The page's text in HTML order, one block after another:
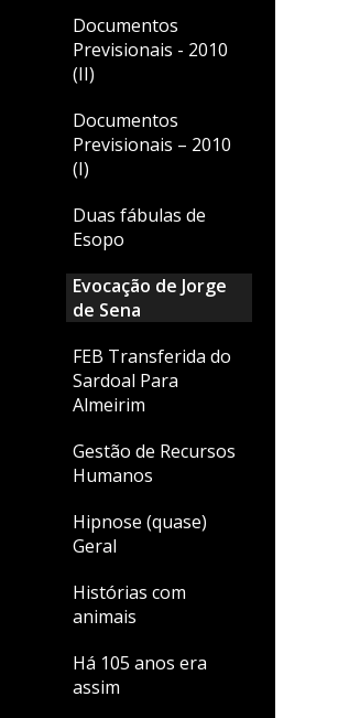
Documentos
Previsionais - 2010
(II)
Documentos
Previsionais – 2010
(I)
Duas fábulas de
Esopo
Evocação de Jorge
de Sena
FEB Transferida do
Sardoal Para
Almeirim
Gestão de Recursos
Humanos
Hipnose (quase)
Geral
Histórias com
animais
Há 105 anos era
assim